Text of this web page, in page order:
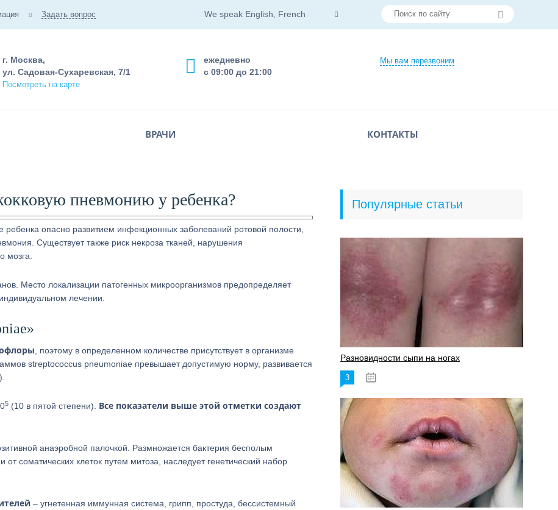
Задать вопрос We speak English, French
Мы вам перезвоним
ежедневно
с 09:00 до 21:00
г. Москва,
ул. Садовая-Сухаревская, 7/1
Посмотреть на карте
ВРАЧИ КОНТАКТЫ
пневмонию у ребенка?
ребенка опасно развитием инфекционных заболеваний ротовой полости,
Существует также риск некроза тканей, нарушения
мозга.
Место локализации патогенных микроорганизмов предопределяет
лечении.
, поэтому в определенном количестве присутствует в организме
streptococcus pneumoniae превышает допустимую норму, развивается
5 (10 в пятой степени). Все показатели выше этой отметки создают
анаэробной палочкой. Размножается бактерия бесполым
соматических клеток путем митоза, наследует генетический набор
– угнетенная иммунная система, грипп, простуда, бессистемный
Популярные статьи
Разновидности сыпи на ногах
3